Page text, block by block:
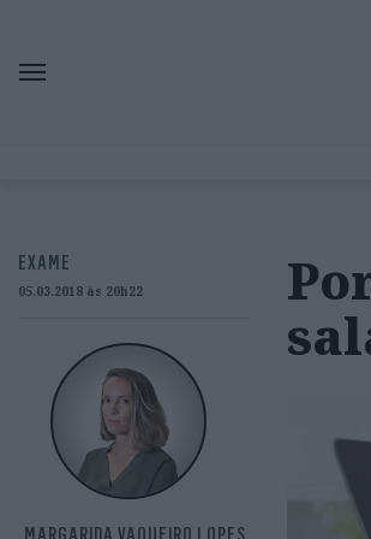
EXAME
05.03.2018 às 20h22